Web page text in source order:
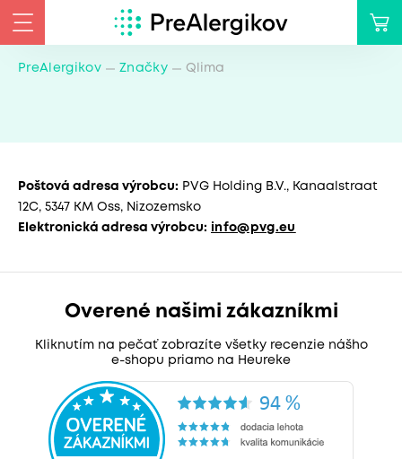
PreAlergikov Značky Qlima
Poštová adresa výrobcu: PVG Holding B.V., Kanaalstraat
12C, 5347 KM Oss, Nizozemsko
Elektronická adresa výrobcu: info@pvg.eu
Overené našimi zákazníkmi
Kliknutím na pečať zobrazíte všetky recenzie nášho
e-shopu priamo na Heureke